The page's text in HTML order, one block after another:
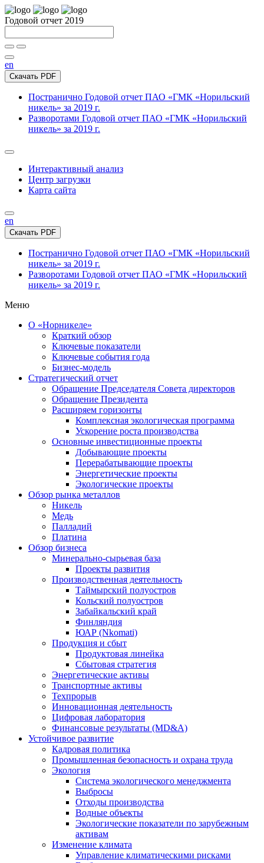
Годовой отчет 2019
en
Скачать PDF
Постранично Годовой отчет ПАО «ГМК «Норильский
никель» за 2019 г.
Разворотами Годовой отчет ПАО «ГМК «Норильский
никель» за 2019 г.
Интерактивный анализ
Центр загрузки
Карта сайта
en
Скачать PDF
Постранично Годовой отчет ПАО «ГМК «Норильский
никель» за 2019 г.
Разворотами Годовой отчет ПАО «ГМК «Норильский
никель» за 2019 г.
Меню
О «Норникеле»
Краткий обзор
Ключевые показатели
Ключевые события года
Бизнес-модель
Стратегический отчет
Обращение Председателя Совета директоров
Обращение Президента
Расширяем горизонты
Комплексная экологическая программа
Ускорение роста производства
Основные инвестиционные проекты
Добывающие проекты
Перерабатывающие проекты
Энергетические проекты
Экологические проекты
Обзор рынка металлов
Никель
Медь
Палладий
Платина
Обзор бизнеса
Минерально-сырьевая база
Проекты развития
Производственная деятельность
Таймырский полуостров
Кольский полуостров
Забайкальский край
Финляндия
ЮАР (Nkomati)
Продукция и сбыт
Продуктовая линейка
Сбытовая стратегия
Энергетические активы
Транспортные активы
Техпрорыв
Инновационная деятельность
Цифровая лаборатория
Финансовые результаты (MD&A)
Устойчивое развитие
Кадровая политика
Промышленная безопасность и охрана труда
Экология
Система экологического менеджмента
Выбросы
Отходы производства
Водные объекты
Экологические показатели по зарубежным
активам
Изменение климата
Управление климатическими рисками